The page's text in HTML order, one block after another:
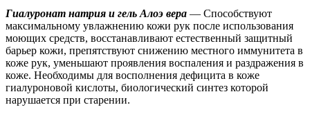
Гиалуронат натрия и гель Алоэ вера — Способствуют
максимальному увлажнению кожи рук после использования
моющих средств, восстанавливают естественный защитный
барьер кожи, препятствуют снижению местного иммунитета в
коже рук, уменьшают проявления воспаления и раздражения в
коже. Необходимы для восполнения дефицита в коже
гиалуроновой кислоты, биологический синтез которой
нарушается при старении.